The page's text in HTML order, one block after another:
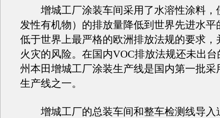
增城工厂涂装车间采用了水溶性涂料，
发性有机物）的排放量降低到世界先进水平
低于世界上最严格的欧洲排放法规的要求，
火灾的风险。在国内VOC排放法规还未出
州本田增城工厂涂装生产线是国内第一批采
生产线之一。
增城工厂的总装车间和整车检测线导入